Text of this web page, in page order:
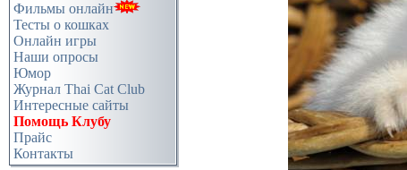
Фильмы онлайн
Тесты о кошках
Онлайн игры
Наши опросы
Юмор
Журнал Thai Cat Club
Интересные сайты
Помощь Клубу
Прайс
Контакты